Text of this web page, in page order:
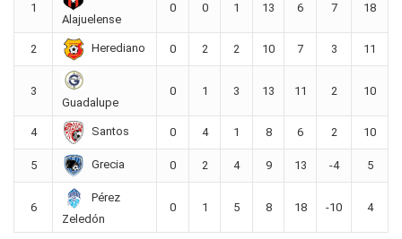
1
Alajuelense
0 0 1 13 6 7 18
2 Herediano 0 2 2 10 7 3 11
3
Guadalupe
0 1 3 13 11 2 10
4 Santos 0 4 1 8 6 2 10
5 Grecia 0 2 4 9 13 -4 5
6
Pérez
Zeledón
0 1 5 8 18 -10 4